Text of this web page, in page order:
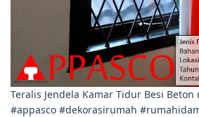
Teralis Jendela Kamar Tidur Besi Beton
#appasco #dekorasirumah